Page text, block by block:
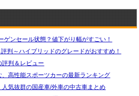
ゲンセール状態？値下がり幅がすごい！
判～ハイブリッドのグレードがおすすめ！
評判＆レビュー
高性能スポーツカーの最新ランキング
気抜群の国産車/外車の中古車まとめ